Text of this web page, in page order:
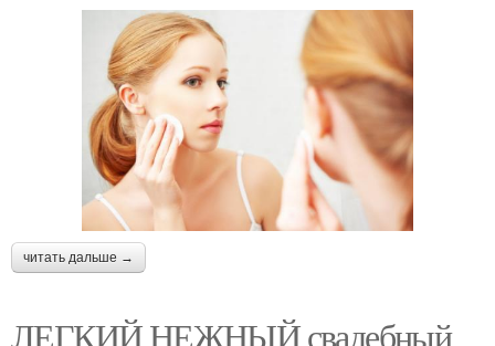
читать дальше →
ЛЕГКИЙ НЕЖНЫЙ свадебный